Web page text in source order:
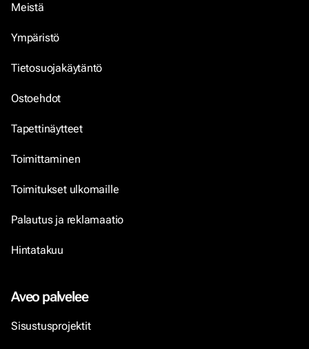
Meistä
Ympäristö
Tietosuojakäytäntö
Ostoehdot
Tapettinäytteet
Toimittaminen
Toimitukset ulkomaille
Palautus ja reklamaatio
Hintatakuu
Aveo palvelee
Sisustusprojektit